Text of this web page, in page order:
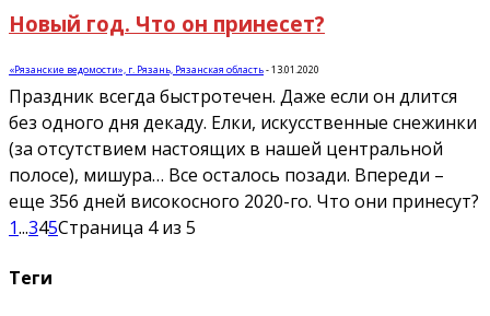
Новый год. Что он принесет?
«Рязанские ведомости», г. Рязань, Рязанская область-13.01.2020
Праздник всегда быстротечен. Даже если он длится
без одного дня декаду. Елки, искусственные снежинки
(за отсутствием настоящих в нашей центральной
полосе), мишура… Все осталось позади. Впереди –
еще 356 дней високосного 2020-го. Что они принесут?
1...345Страница 4 из 5
Теги